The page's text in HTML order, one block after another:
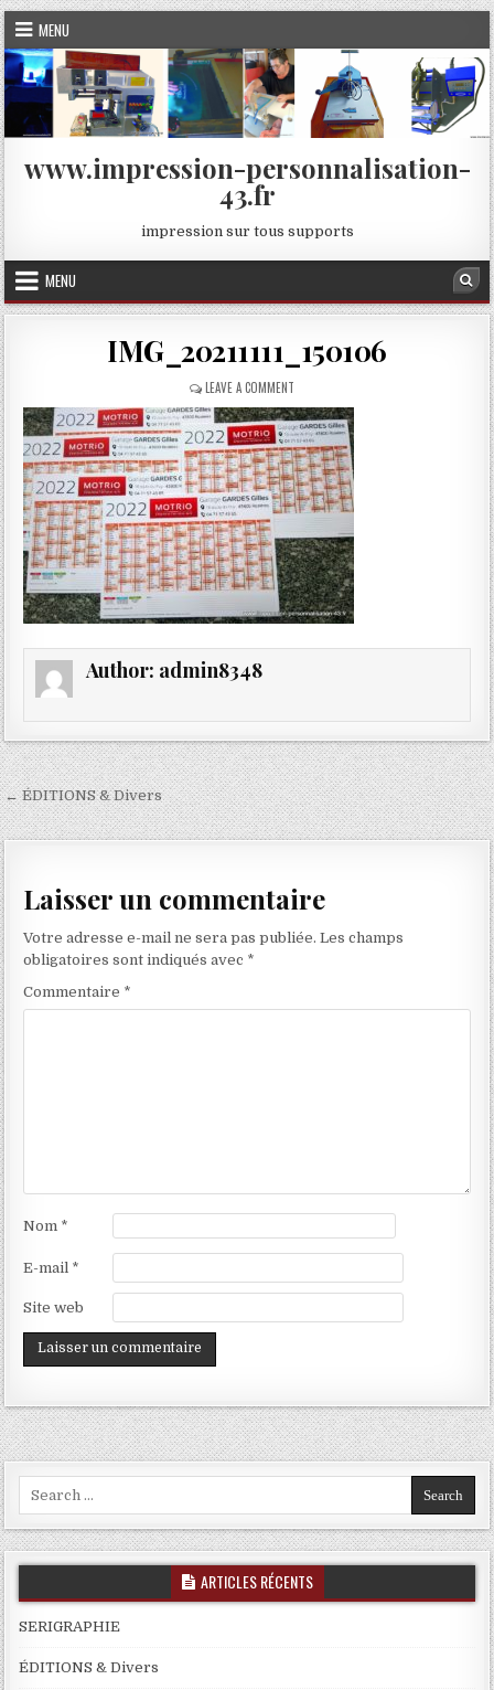
Skip
to
content
MENU
www.impression-personnalisation-
43.fr
impression sur tous supports
MENU
IMG_20211111_150106
LEAVE A COMMENTON
IMG_20211111_150106
Author: admin8348
Navigation
de
← ÉDITIONS & Divers
Laisser un commentaire
Votre adresse e-mail ne sera pas publiée. Les champs
obligatoires sont indiqués avec *
Commentaire *
Nom *
E-mail *
Site web
ARTICLES RÉCENTS
SERIGRAPHIE
ÉDITIONS & Divers